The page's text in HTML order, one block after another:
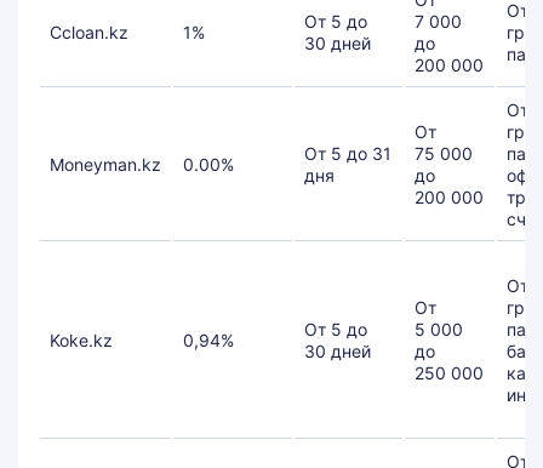
Ccloan.kz 1%
От 5 до
30 дней
7 000
до
200 000
От
Moneyman.kz 0.00%
От 5 до 31
дня
От
75 000
до
200 000
От
Koke.kz 0,94%
От 5 до
30 дней
От
5 000
до
250 000
От
От